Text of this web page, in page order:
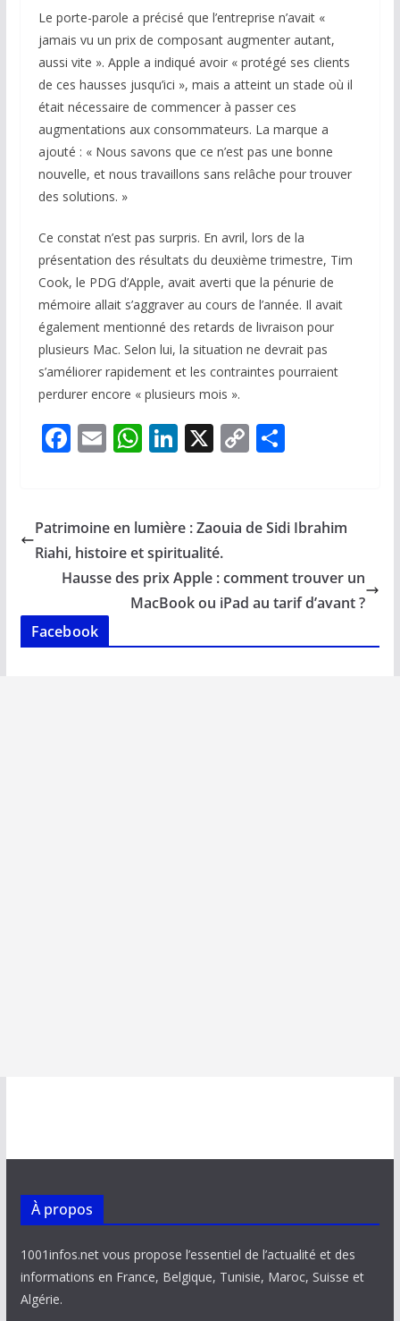
Le porte-parole a précisé que l’entreprise n’avait «
jamais vu un prix de composant augmenter autant,
aussi vite ». Apple a indiqué avoir « protégé ses clients
de ces hausses jusqu’ici », mais a atteint un stade où il
était nécessaire de commencer à passer ces
augmentations aux consommateurs. La marque a
ajouté : « Nous savons que ce n’est pas une bonne
nouvelle, et nous travaillons sans relâche pour trouver
des solutions. »
Ce constat n’est pas surpris. En avril, lors de la
présentation des résultats du deuxième trimestre, Tim
Cook, le PDG d’Apple, avait averti que la pénurie de
mémoire allait s’aggraver au cours de l’année. Il avait
également mentionné des retards de livraison pour
plusieurs Mac. Selon lui, la situation ne devrait pas
s’améliorer rapidement et les contraintes pourraient
perdurer encore « plusieurs mois ».
F
b
o
o
k
E
l
W
s
A
p
p
Li
e
dI
n
X C
y
n
k
P
g
Patrimoine en lumière : Zaouia de Sidi Ibrahim
Riahi, histoire et spiritualité.
Hausse des prix Apple : comment trouver un
MacBook ou iPad au tarif d’avant ?
Facebook
À propos
1001infos.net vous propose l’essentiel de l’actualité et des
informations en France, Belgique, Tunisie, Maroc, Suisse et
Algérie.